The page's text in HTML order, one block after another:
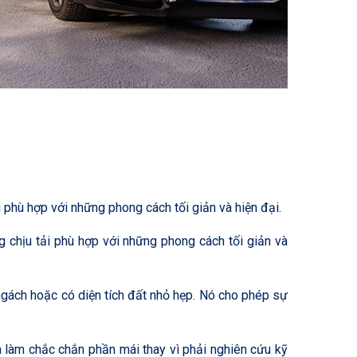
hợp với những phong cách tối giản và hiện đại.
chịu tải phù hợp với những phong cách tối giản và
hoặc có diện tích đất nhỏ hẹp. Nó cho phép sự
chắc chắn phần mái thay vì phải nghiên cứu kỹ